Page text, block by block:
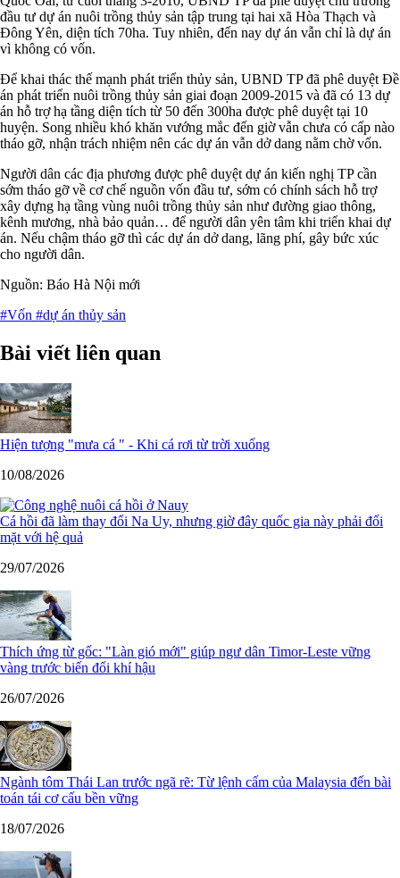
đầu tư dự án nuôi trồng thủy sản tập trung tại hai xã Hòa Thạch và
Đông Yên, diện tích 70ha. Tuy nhiên, đến nay dự án vẫn chỉ là dự án
vì không có vốn.
Để khai thác thế mạnh phát triển thủy sản, UBND TP đã phê duyệt Đề
án phát triển nuôi trồng thủy sản giai đoạn 2009-2015 và đã có 13 dự
án hỗ trợ hạ tầng diện tích từ 50 đến 300ha được phê duyệt tại 10
huyện. Song nhiều khó khăn vướng mắc đến giờ vẫn chưa có cấp nào
tháo gỡ, nhận trách nhiệm nên các dự án vẫn dở dang nằm chờ vốn.
Người dân các địa phương được phê duyệt dự án kiến nghị TP cần
sớm tháo gỡ về cơ chế nguồn vốn đầu tư, sớm có chính sách hỗ trợ
xây dựng hạ tầng vùng nuôi trồng thủy sản như đường giao thông,
kênh mương, nhà bảo quản… để người dân yên tâm khi triển khai dự
án. Nếu chậm tháo gỡ thì các dự án dở dang, lãng phí, gây bức xúc
cho người dân.
Nguồn: Báo Hà Nội mới
#Vốn #dự án thủy sản
Bài viết liên quan
Hiện tượng "mưa cá " - Khi cá rơi từ trời xuống
10/08/2026
Cá hồi đã làm thay đổi Na Uy, nhưng giờ đây quốc gia này phải đối
mặt với hệ quả
29/07/2026
Thích ứng từ gốc: "Làn gió mới" giúp ngư dân Timor-Leste vững
vàng trước biến đổi khí hậu
26/07/2026
Ngành tôm Thái Lan trước ngã rẽ: Từ lệnh cấm của Malaysia đến bài
toán tái cơ cấu bền vững
18/07/2026